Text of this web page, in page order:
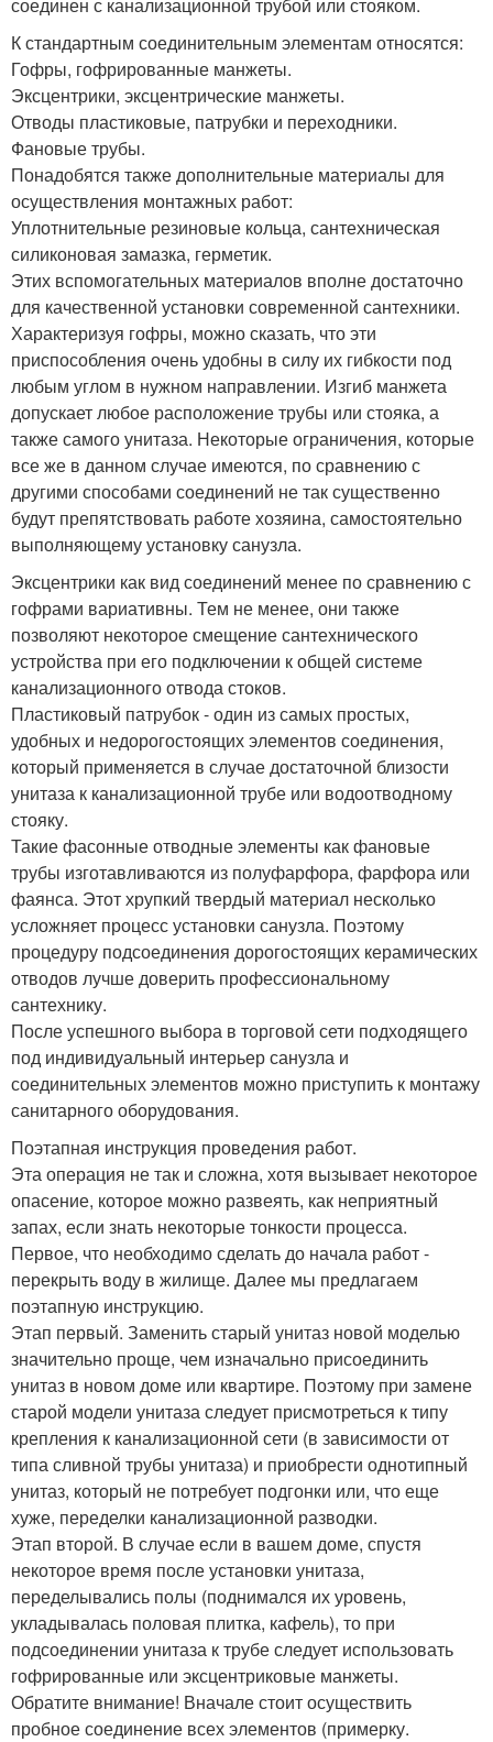
К стандартным соединительным элементам относятся:
Гофры, гофрированные манжеты.
Эксцентрики, эксцентрические манжеты.
Отводы пластиковые, патрубки и переходники.
Фановые трубы.
Понадобятся также дополнительные материалы для
осуществления монтажных работ:
Уплотнительные резиновые кольца, сантехническая
силиконовая замазка, герметик.
Этих вспомогательных материалов вполне достаточно
для качественной установки современной сантехники.
Характеризуя гофры, можно сказать, что эти
приспособления очень удобны в силу их гибкости под
любым углом в нужном направлении. Изгиб манжета
допускает любое расположение трубы или стояка, а
также самого унитаза. Некоторые ограничения, которые
все же в данном случае имеются, по сравнению с
другими способами соединений не так существенно
будут препятствовать работе хозяина, самостоятельно
выполняющему установку санузла.
Эксцентрики как вид соединений менее по сравнению с
гофрами вариативны. Тем не менее, они также
позволяют некоторое смещение сантехнического
устройства при его подключении к общей системе
канализационного отвода стоков.
Пластиковый патрубок - один из самых простых,
удобных и недорогостоящих элементов соединения,
который применяется в случае достаточной близости
унитаза к канализационной трубе или водоотводному
стояку.
Такие фасонные отводные элементы как фановые
трубы изготавливаются из полуфарфора, фарфора или
фаянса. Этот хрупкий твердый материал несколько
усложняет процесс установки санузла. Поэтому
процедуру подсоединения дорогостоящих керамических
отводов лучше доверить профессиональному
сантехнику.
После успешного выбора в торговой сети подходящего
под индивидуальный интерьер санузла и
соединительных элементов можно приступить к монтажу
санитарного оборудования.
Поэтапная инструкция проведения работ.
Эта операция не так и сложна, хотя вызывает некоторое
опасение, которое можно развеять, как неприятный
запах, если знать некоторые тонкости процесса.
Первое, что необходимо сделать до начала работ -
перекрыть воду в жилище. Далее мы предлагаем
поэтапную инструкцию.
Этап первый. Заменить старый унитаз новой моделью
значительно проще, чем изначально присоединить
унитаз в новом доме или квартире. Поэтому при замене
старой модели унитаза следует присмотреться к типу
крепления к канализационной сети (в зависимости от
типа сливной трубы унитаза) и приобрести однотипный
унитаз, который не потребует подгонки или, что еще
хуже, переделки канализационной разводки.
Этап второй. В случае если в вашем доме, спустя
некоторое время после установки унитаза,
переделывались полы (поднимался их уровень,
укладывалась половая плитка, кафель), то при
подсоединении унитаза к трубе следует использовать
гофрированные или эксцентриковые манжеты.
Обратите внимание! Вначале стоит осуществить
пробное соединение всех элементов (примерку.